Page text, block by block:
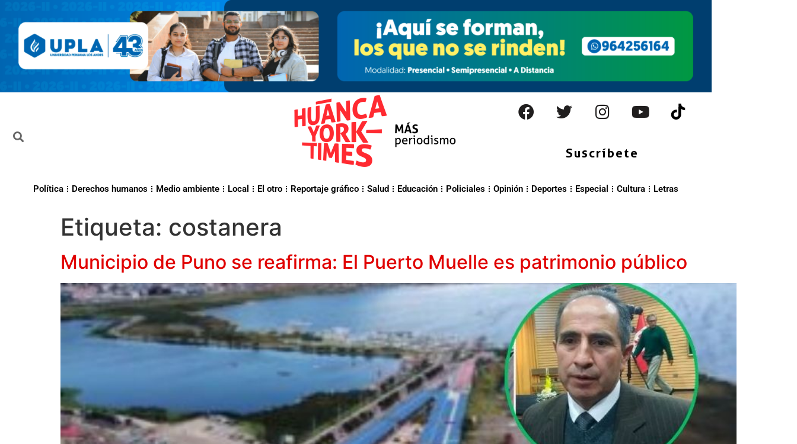
Suscríbete
Política Derechos humanos Medio ambiente Local El otro Reportaje gráfico Salud Educación Policiales Opinión Deportes Especial Cultura Letras
Etiqueta: costanera
Municipio de Puno se reafirma: El Puerto Muelle es patrimonio público